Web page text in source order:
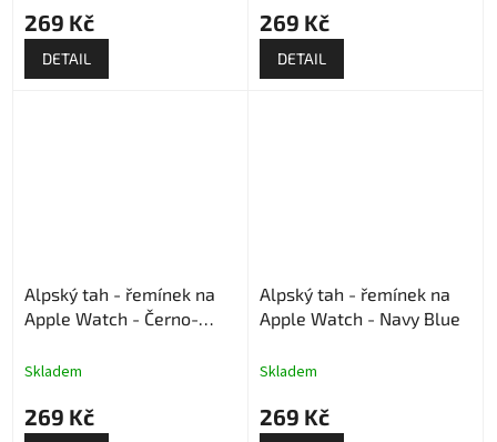
269 Kč
DETAIL
269 Kč
DETAIL
Alpský tah - řemínek na
Apple Watch - Černo-
Skladem
269 Kč
Alpský tah - řemínek na
Apple Watch - Navy Blue
Skladem
269 Kč